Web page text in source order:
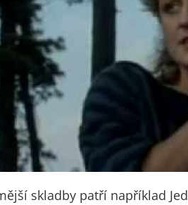
skladby patří například